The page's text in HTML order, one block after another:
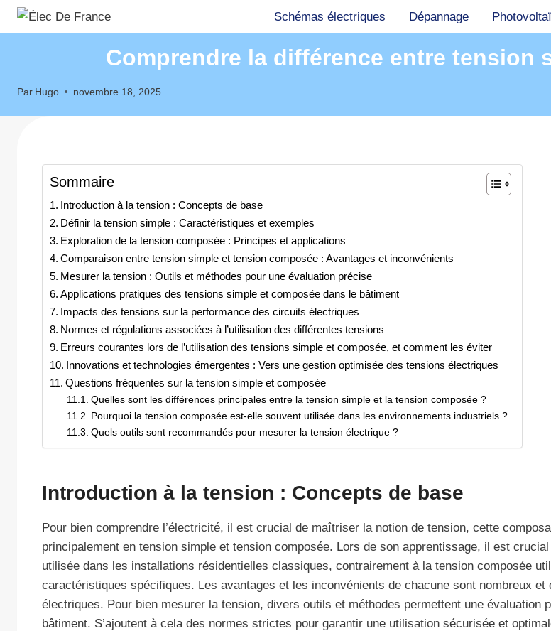
Aller
Schémas électriques Dépannage
Comprendre la différence entre tension
Par Hugo novembre 18, 2025
Sommaire
Introduction à la tension : Concepts de base
Définir la tension simple : Caractéristiques et exemples
Exploration de la tension composée : Principes et applications
Comparaison entre tension simple et tension composée : Avantages et inconvénients
Mesurer la tension : Outils et méthodes pour une évaluation précise
Applications pratiques des tensions simple et composée dans le bâtiment
Impacts des tensions sur la performance des circuits électriques
Normes et régulations associées à l’utilisation des différentes tensions
Erreurs courantes lors de l’utilisation des tensions simple et composée, et comment les éviter
Innovations et technologies émergentes : Vers une gestion optimisée des tensions électriques
Questions fréquentes sur la tension simple et composée
Quelles sont les différences principales entre la tension simple et la tension composée ?
Pourquoi la tension composée est-elle souvent utilisée dans les environnements industriels ?
Quels outils sont recommandés pour mesurer la tension électrique ?
Introduction à la tension : Concepts de base
Pour bien comprendre l’électricité, il est crucial de maîtriser la notion de tension, cette
principalement en tension simple et tension composée. Lors de son apprentissage, il est
utilisée dans les installations résidentielles classiques, contrairement à la tension composée
caractéristiques spécifiques. Les avantages et les inconvénients de chacune sont nombreux
électriques. Pour bien mesurer la tension, divers outils et méthodes permettent une
bâtiment. S’ajoutent à cela des normes strictes pour garantir une utilisation sécurisée et